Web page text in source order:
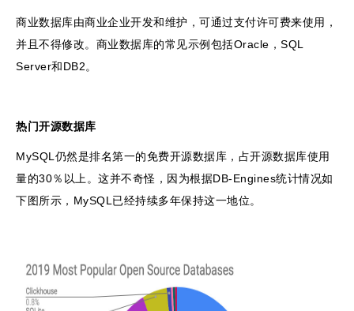
商业数据库由商业企业开发和维护，可通过支付许可费来使用，
并且不得修改。商业数据库的常见示例包括Oracle，SQL
Server和DB2。
热门开源数据库
MySQL仍然是排名第一的免费开源数据库，占开源数据库使用
量的30％以上。这并不奇怪，因为根据DB-Engines统计情况如
下图所示，MySQL已经持续多年保持这一地位。